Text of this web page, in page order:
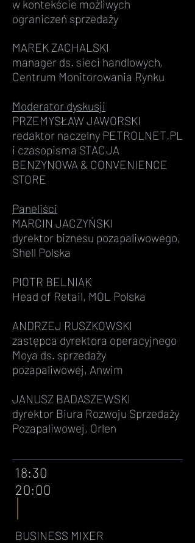
w kontekście możliwych
ograniczeń sprzedaży
MAREK ZACHALSKI
manager ds. sieci handlowych,
Centrum Monitorowania Rynku
Moderator dyskusji
PRZEMYSŁAW JAWORSKI
redaktor naczelny PETROLNET.PL
i czasopisma STACJA
BENZYNOWA & CONVENIENCE
STORE
Paneliści
MARCIN JACZYŃSKI
dyrektor biznesu pozapaliwowego,
Shell Polska
PIOTR BELNIAK
Head of Retail, MOL Polska
ANDRZEJ RUSZKOWSKI
zastępca dyrektora operacyjnego
Moya ds. sprzedaży
pozapaliwowej, Anwim
JANUSZ BADASZEWSKI
dyrektor Biura Rozwoju Sprzedaży
Pozapaliwowej, Orlen
18:30
20:00
BUSINESS MIXER